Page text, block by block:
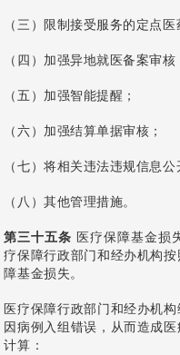
（三）限制接受服务的定点医
（四）加强异地就医备案审核
（五）加强智能提醒；
（六）加强结算单据审核；
（七）将相关违法违规信息公
（八）其他管理措施。
第三十五条 医疗保障基金损
疗保障行政部门和经办机构
障基金损失。
医疗保障行政部门和经办机
因病例入组错误，从而造成
计算：